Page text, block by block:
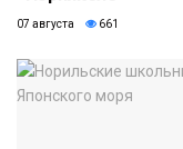
07 августа 661